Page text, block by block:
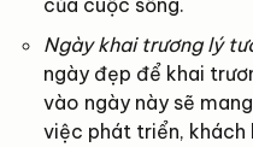
Ngày khai trương lý
ngày đẹp để khai
vào ngày này sẽ
việc phát triển, khách